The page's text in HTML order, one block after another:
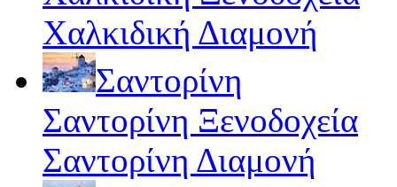
Χαλκιδική Διαμονή
Σαντορίνη
Σαντορίνη Ξενοδοχεία
Σαντορίνη Διαμονή